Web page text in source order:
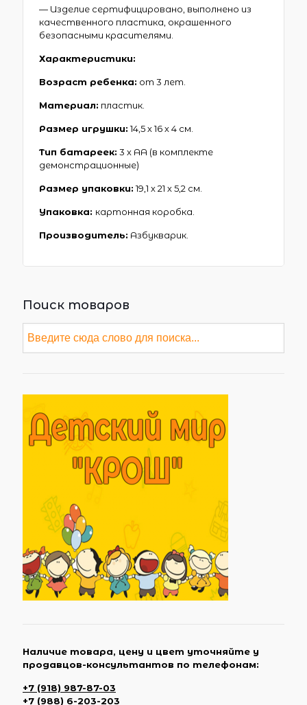
— Изделие сертифицировано, выполнено из
качественного пластика, окрашенного
безопасными красителями.
Характеристики:
Возраст ребенка: от 3 лет.
Материал: пластик.
Размер игрушки:14,5 х 16 х 4 см.
Тип батареек: 3 х АА (в комплекте
демонстрационные)
Размер упаковки:19,1 х 21 х 5,2 см.
Упаковка: картонная коробка.
Производитель: Азбукварик.
Поиск товаров
Наличие товара, цену и цвет уточняйте у
продавцов-консультантов по телефонам:
+7 (918) 987-87-03
+7 (988) 6-203-203